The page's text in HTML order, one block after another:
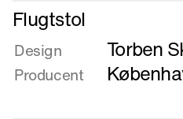
Læs
mere
om
Flugtstol
Flugtstol
Design Torben
Producent